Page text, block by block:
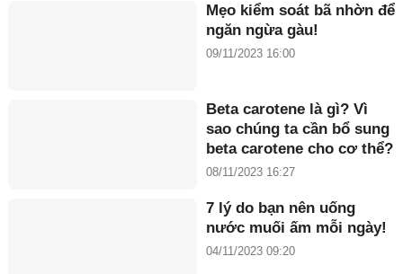
Mẹo kiểm soát bã nhờn để
ngăn ngừa gàu!
09/11/2023 16:00
Beta carotene là gì? Vì
sao chúng ta cần bổ sung
beta carotene cho cơ thể?
08/11/2023 16:27
7 lý do bạn nên uống
nước muối ấm mỗi ngày!
04/11/2023 09:20